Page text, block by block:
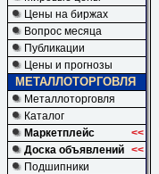
Цены на биржах
Вопрос месяца
Публикации
Цены и прогнозы
МЕТАЛЛОТОРГОВЛЯ
Металлоторговля
Каталог
Маркетплейс
<<
Доска объявлений <<
Подшипники